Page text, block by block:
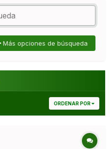
Más opciones de búsqueda
ORDENAR POR